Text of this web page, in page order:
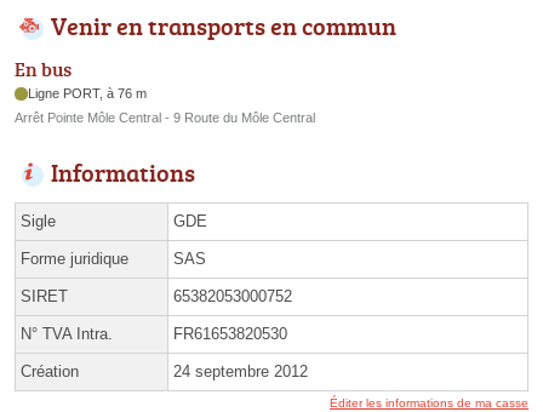
Venir en transports en commun
En bus
Ligne PORT, à 76 m
Arrêt Pointe Môle Central - 9 Route du Môle Central
Informations
Sigle GDE
Forme juridique SAS
SIRET 65382053000752
N° TVA Intra. FR61653820530
Création 24 septembre 2012
Éditer les informations de ma casse